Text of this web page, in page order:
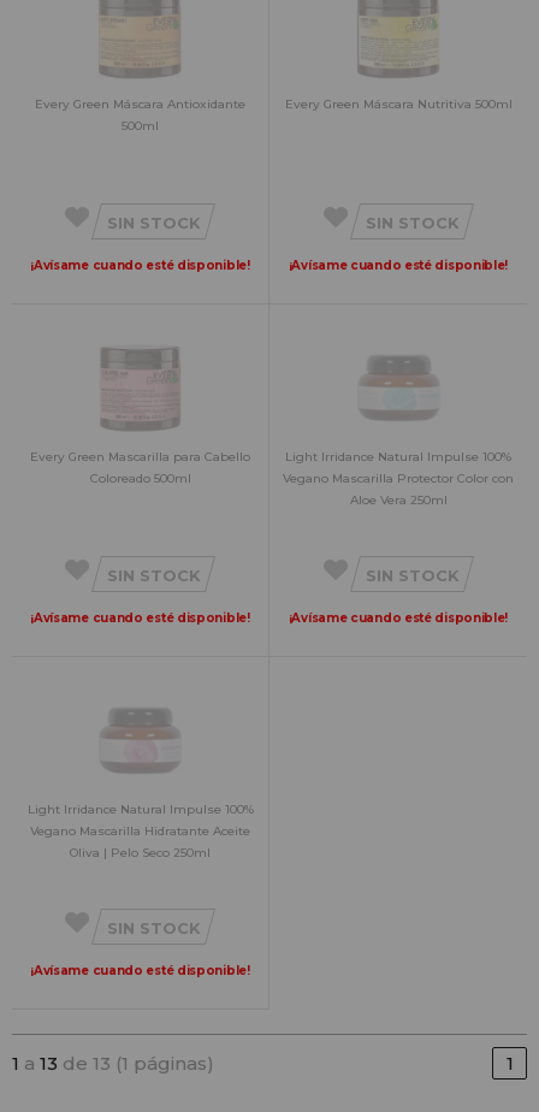
Every Green Máscara Antioxidante
500ml
SIN STOCK
¡Avísame cuando esté disponible!
Every Green Máscara Nutritiva 500ml
SIN STOCK
¡Avísame cuando esté disponible!
Every Green Mascarilla para Cabello
Coloreado 500ml
SIN STOCK
¡Avísame cuando esté disponible!
Light Irridance Natural Impulse 100%
Vegano Mascarilla Protector Color con
Aloe Vera 250ml
SIN STOCK
¡Avísame cuando esté disponible!
Light Irridance Natural Impulse 100%
Vegano Mascarilla Hidratante Aceite
Oliva | Pelo Seco 250ml
SIN STOCK
¡Avísame cuando esté disponible!
1 a 13 de 13 (1 páginas) 1